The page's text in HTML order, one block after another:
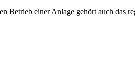
Betrieb einer Anlage gehört auch